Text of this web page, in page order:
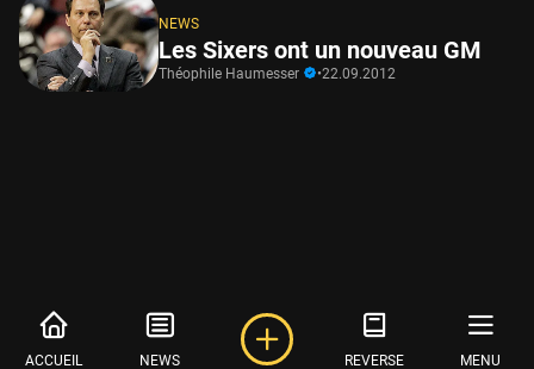
ACCUEIL NEWS REVERSE MENU
NEWS
Les Sixers ont un nouveau GM
Théophile Haumesser •22.09.2012